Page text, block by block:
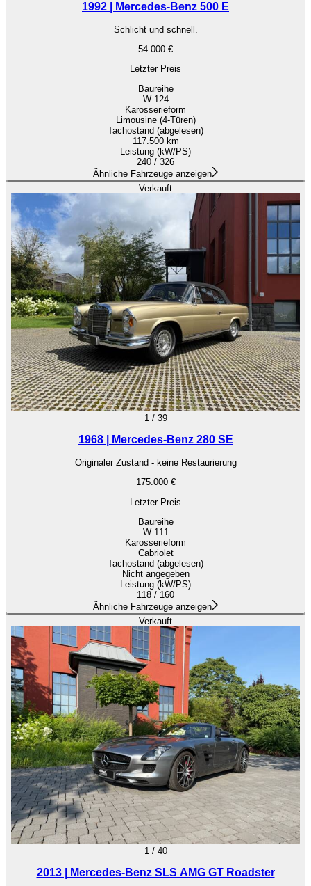
1992 | Mercedes-Benz 500 E
Schlicht und schnell.
54.000 €
Letzter Preis
Baureihe
W 124
Karosserieform
Limousine (4-Türen)
Tachostand (abgelesen)
117.500 km
Leistung (kW/PS)
240 / 326
Ähnliche Fahrzeuge anzeigen
Verkauft
1 / 39
1968 | Mercedes-Benz 280 SE
Originaler Zustand - keine Restaurierung
175.000 €
Letzter Preis
Baureihe
W 111
Karosserieform
Cabriolet
Tachostand (abgelesen)
Nicht angegeben
Leistung (kW/PS)
118 / 160
Ähnliche Fahrzeuge anzeigen
Verkauft
1 / 40
2013 | Mercedes-Benz SLS AMG GT Roadster